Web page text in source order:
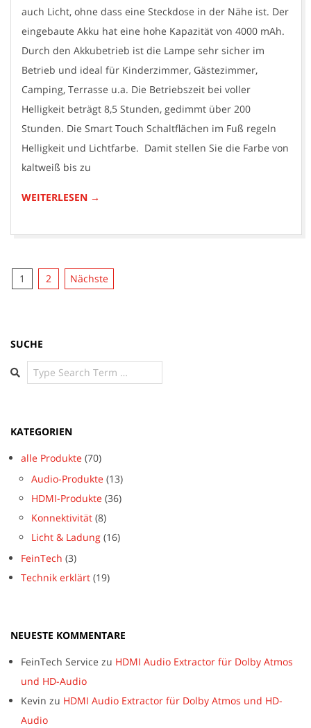
auch Licht, ohne dass eine Steckdose in der Nähe ist. Der
eingebaute Akku hat eine hohe Kapazität von 4000 mAh.
Durch den Akkubetrieb ist die Lampe sehr sicher im
Betrieb und ideal für Kinderzimmer, Gästezimmer,
Camping, Terrasse u.a. Die Betriebszeit bei voller
Helligkeit beträgt 8,5 Stunden, gedimmt über 200
Stunden. Die Smart Touch Schaltflächen im Fuß regeln
Helligkeit und Lichtfarbe. Damit stellen Sie die Farbe von
kaltweiß bis zu
WEITERLESEN →
Seitennummerierung
1 2 Nächste
SUCHE
Search
KATEGORIEN
alle Produkte (70)
Audio-Produkte (13)
HDMI-Produkte (36)
Konnektivität (8)
Licht & Ladung (16)
FeinTech (3)
Technik erklärt (19)
NEUESTE KOMMENTARE
FeinTech Service zu HDMI Audio Extractor für Dolby Atmos
und HD-Audio
Kevin zu HDMI Audio Extractor für Dolby Atmos und HD-
Audio